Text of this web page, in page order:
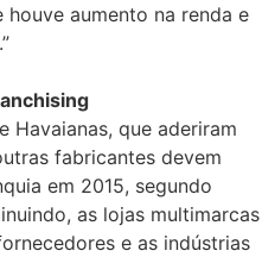
houve aumento na renda e
Havaianas, que aderiram
fabricantes devem
em 2015, segundo
as lojas multimarcas
e as indústrias